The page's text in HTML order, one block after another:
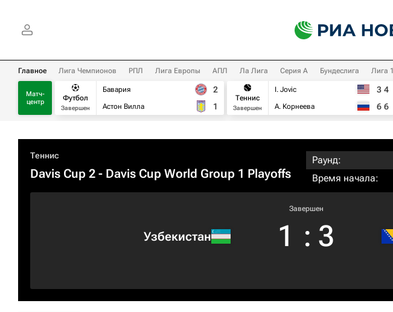
Главное Лига Чемпионов РПЛ Лига Европы АПЛ Ла Лига Серия А Бундеслига Лига 1
Матч-
центр
Футбол
Завершен
Бавария
Астон Вилла
2
1
Теннис
Завершен
I. Jovic
А. Корнеева
3 4
6 6
Теннис
Davis Cup 2 - Davis Cup World Group 1 Playoffs
Раунд:
Время начала:
Узбекистан
Завершен
1 : 3